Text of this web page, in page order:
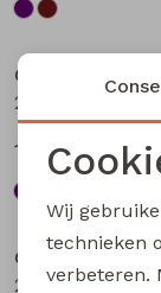
City Life
13,49
17,99
City Life
Wij
technieken
verbeteren.